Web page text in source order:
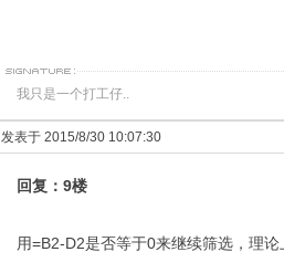
我只是一个打工仔..
发表于 2015/8/30 10:07:30
回复：9楼
用=B2-D2是否等于0来继续筛选，理